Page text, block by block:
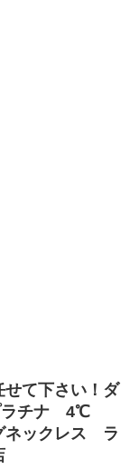
せて下さい！ダ
ラチナ 4℃
ネックレス ラ